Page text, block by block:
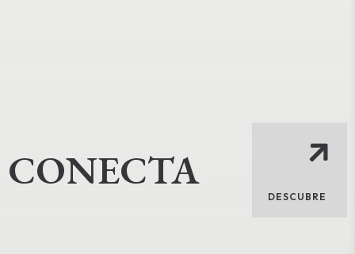
CONECTA
DESCUBRE